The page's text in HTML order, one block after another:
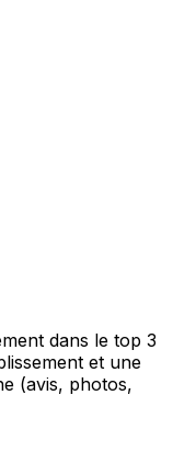
dans le top 3
et une
(avis, photos,